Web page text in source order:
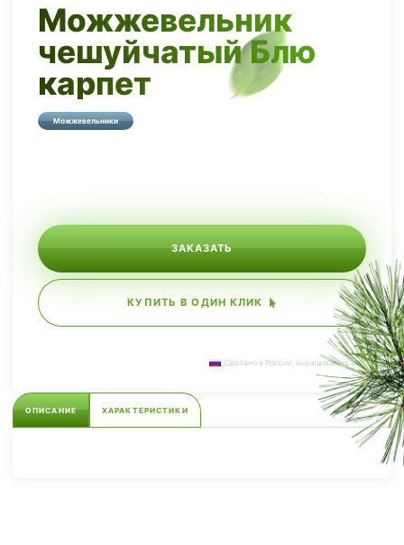
Можжевельник
чешуйчатый Блю
карпет
Можжевельники
ЗАКАЗАТЬ
КУПИТЬ В ОДИН КЛИК
Сделано в России, выращиваем сами.
ОПИСАНИЕ ХАРАКТЕРИСТИКИ